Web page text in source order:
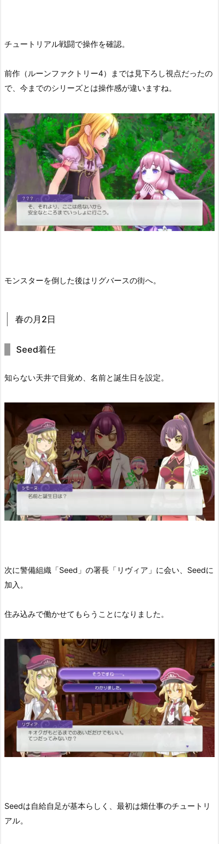
チュートリアル戦闘で操作を確認。
前作（ルーンファクトリー4）までは見下ろし視点だったの
で、今までのシリーズとは操作感が違いますね。
モンスターを倒した後はリグバースの街へ。
春の月2日
Seed着任
知らない天井で目覚め、名前と誕生日を設定。
次に警備組織「Seed」の署長「リヴィア」に会い、Seedに
加入。
住み込みで働かせてもらうことになりました。
Seedは自給自足が基本らしく、最初は畑仕事のチュートリ
アル。